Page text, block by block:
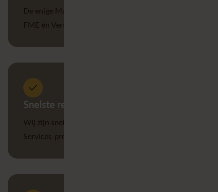
De enige Managed Services-provider die ArcGIS,
FME én VertiGIS beheert.
Snelste reactietijd
Wij zijn sneller en flexibeler dan andere Managed
Services-providers.